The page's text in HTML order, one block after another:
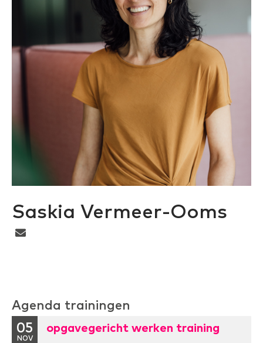
Saskia Vermeer-Ooms
Agenda trainingen
05
NOV
opgavegericht werken training